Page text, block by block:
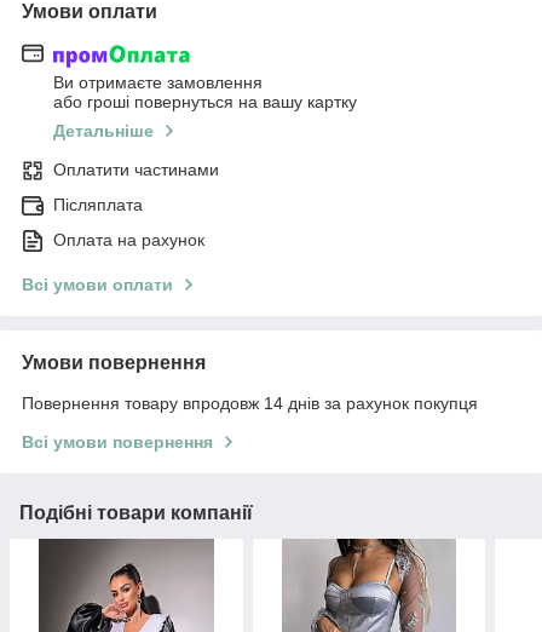
Умови оплати
Ви отримаєте замовлення
або гроші повернуться на вашу картку
Детальніше
Оплатити частинами
Післяплата
Оплата на рахунок
Всі умови оплати
Умови повернення
Повернення товару впродовж 14 днів за рахунок покупця
Всі умови повернення
Подібні товари компанії